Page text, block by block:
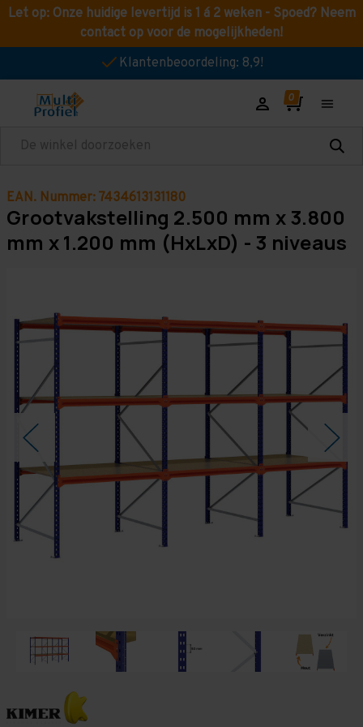
Let op: Onze huidige levertijd is 1 á 2 weken - Spoed? Neem
contact op voor de mogelijkheden!
Klantenbeoordeling: 8,9!
Zoeken
EAN. Nummer: 7434613131180
Grootvakstelling 2.500 mm x 3.800
mm x 1.200 mm (HxLxD) - 3 niveaus